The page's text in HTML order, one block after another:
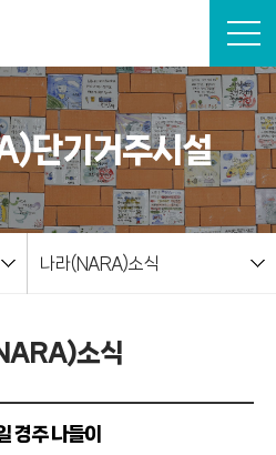
단기거주시설
나라(NARA)소식
소식
경주 나들이